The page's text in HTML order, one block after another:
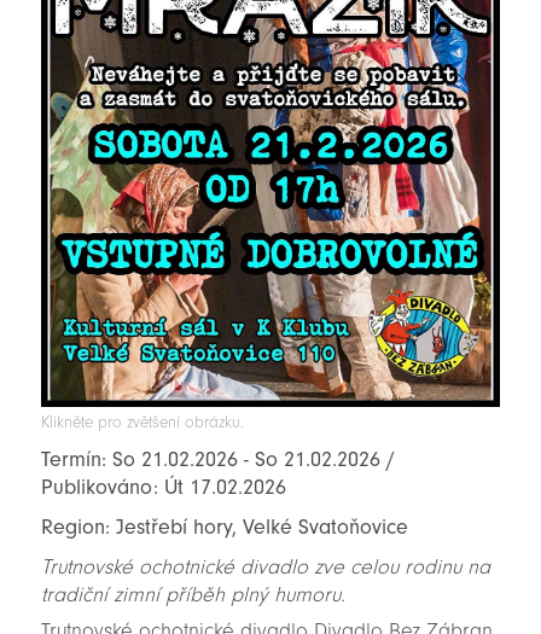
Klikněte pro zvětšení obrázku.
Termín: So 21.02.2026 - So 21.02.2026 /
Publikováno: Út 17.02.2026
Region: Jestřebí hory, Velké Svatoňovice
Trutnovské ochotnické divadlo zve celou rodinu na
tradiční zimní příběh plný humoru.